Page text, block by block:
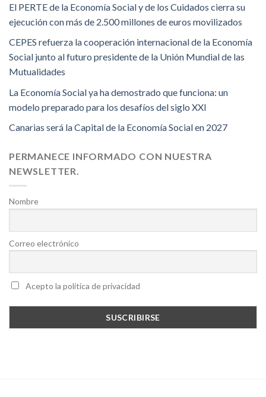
El PERTE de la Economía Social y de los Cuidados cierra su
ejecución con más de 2.500 millones de euros movilizados
CEPES refuerza la cooperación internacional de la Economía
Social junto al futuro presidente de la Unión Mundial de las
Mutualidades
La Economía Social ya ha demostrado que funciona: un
modelo preparado para los desafíos del siglo XXI
Canarias será la Capital de la Economía Social en 2027
PERMANECE INFORMADO CON NUESTRA
NEWSLETTER.
Nombre
Correo electrónico
Acepto la política de privacidad